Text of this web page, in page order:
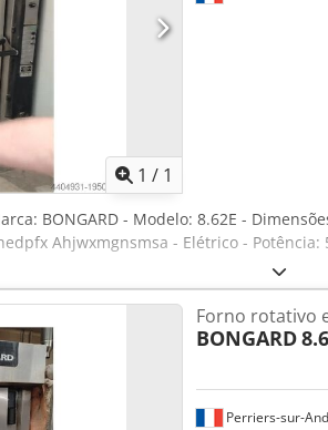
1 / 1
BONGARD - Modelo: 8.62E -
Ahjwxmgnsmsa - Elétrico - Potência:
Perriers-sur-
Forno rotativo
BONGARD